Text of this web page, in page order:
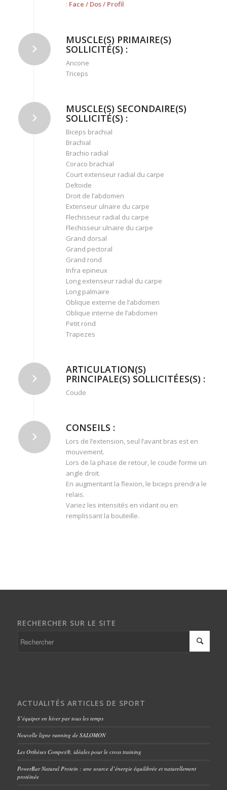
: Face / Dos/ Profil
MUSCLE(S) PRIMAIRE(S)
SOLLICITÉ(S) :
Ancone
Triceps
MUSCLE(S) SECONDAIRE(S)
SOLLICITÉ(S) :
Biceps brachial
Brachial
Brachio radial
Coraco brachial
Court extenseur radial du carpe
Deltoide
Droit de l’abdomen
Extenseur ulnaire du carpe
Flechisseur radial du carpe
Flechisseur ulnaire du carpe
Grand dorsal
Grand pectoral
Grand rond
Infra epineux
Long extenseur radial du carpe
Long palmaire
Oblique externe de l’abdomen
Oblique interne de l’abdomen
Petit rond
Trapezes
ARTICULATION(S)
PRINCIPALE(S) SOLLICITÉES(S) :
Coude
CONSEILS :
Lors de l’extension, seul l’avant bras est en
mouvement.
Lors de la phase de retour, le coude forme un
angle droit.
En augmentant la flexion, le biceps prendra le
relais.
Variez les intensités en vidant ou en
remplissant la bouteille.
RECHERCHER SUR LE SITE
ACTUALITÉS ARTICLES DE SPORT
S’équiper en hiver par tous les temps
Nouvelle ligne running de SALOMON
Les Orthèses Compex®, idéales pour le cross training
PowerBar Natural Protein : une source d’énergie équilibrée et naturellement
protéinée